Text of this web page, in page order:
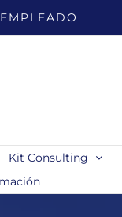
Kit Consulting